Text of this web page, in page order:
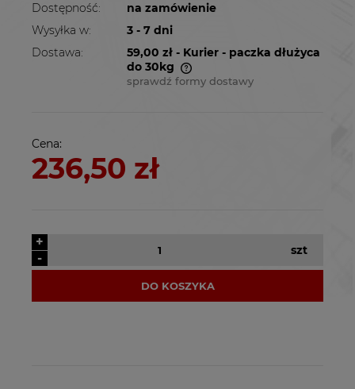
Dostępność:
na zamówienie
Wysyłka w:
3 - 7 dni
Dostawa:
59,00 zł - Kurier - paczka dłużyca
do 30kg
Cena nie zawiera ewentualnych kosztów
sprawdź formy dostawy
Cena:
236,50 zł
-
+
szt
DO KOSZYKA